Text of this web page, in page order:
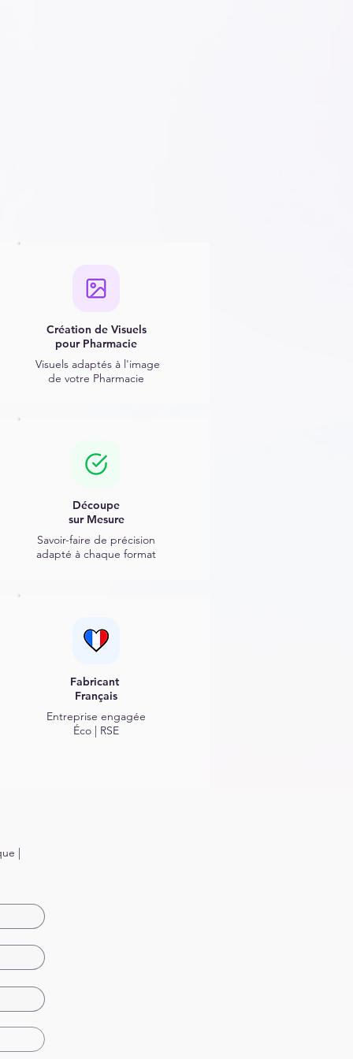
Création de Visuels
pour Pharmacie
Visuels adaptés à l'image
de votre Pharmacie
Découpe
sur Mesure
Savoir-faire de précision
adapté à chaque format
Fabricant
Français
Entreprise engagée
Éco | RSE
|